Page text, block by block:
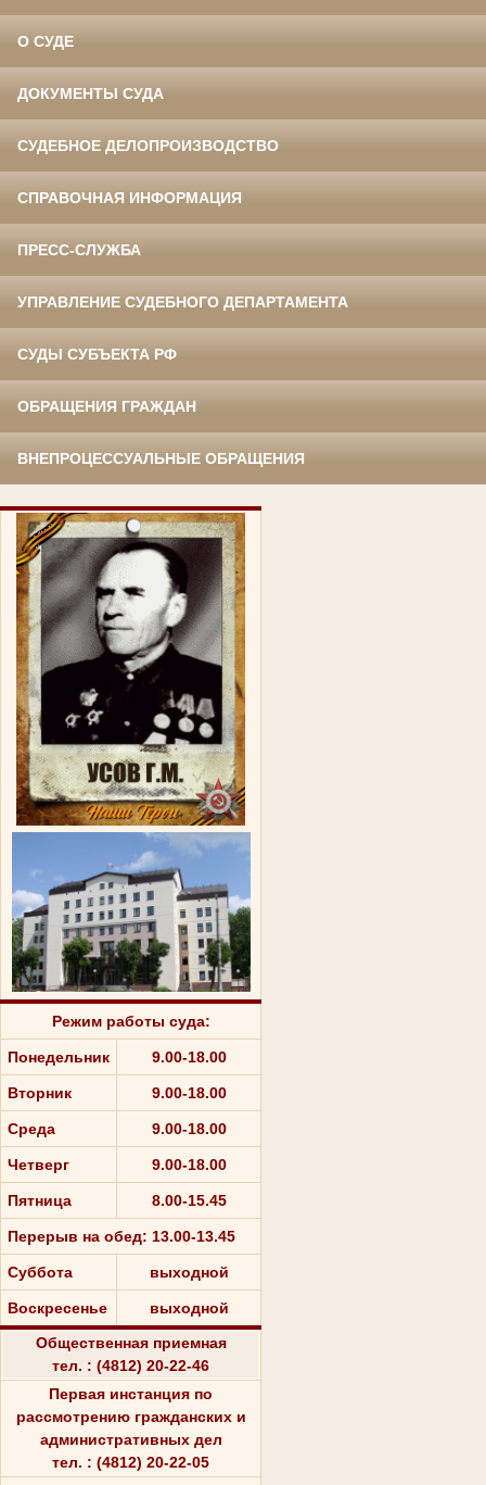
О СУДЕ
ДОКУМЕНТЫ СУДА
СУДЕБНОЕ ДЕЛОПРОИЗВОДСТВО
СПРАВОЧНАЯ ИНФОРМАЦИЯ
ПРЕСС-СЛУЖБА
УПРАВЛЕНИЕ СУДЕБНОГО ДЕПАРТАМЕНТА
СУДЫ СУБЪЕКТА РФ
ОБРАЩЕНИЯ ГРАЖДАН
ВНЕПРОЦЕССУАЛЬНЫЕ ОБРАЩЕНИЯ
Режим работы суда:
Понедельник 9.00-18.00
Вторник 9.00-18.00
Среда 9.00-18.00
Четверг 9.00-18.00
Пятница 8.00-15.45
Перерыв на обед: 13.00-13.45
Суббота выходной
Воскресенье выходной
Общественная приемная
тел. : (4812) 20-22-46
Первая инстанция по
рассмотрению гражданских и
административных дел
тел. : (4812) 20-22-05